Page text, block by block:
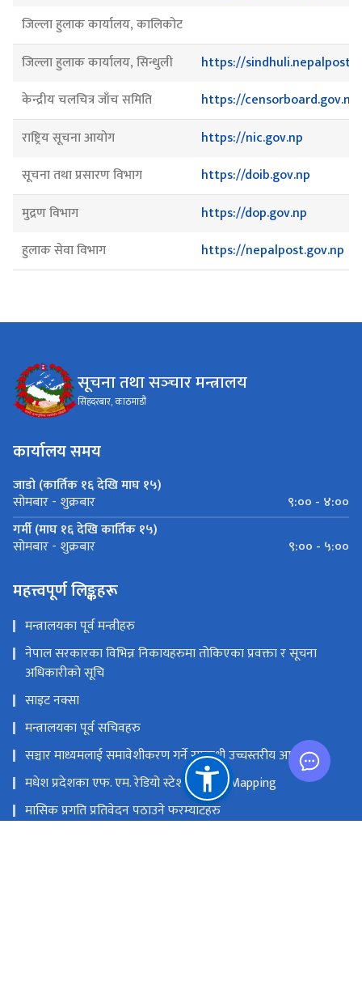
जिल्ला हुलाक कार्यालय, कालिकोट
जिल्ला हुलाक कार्यालय, सिन्धुली
https://
केन्द्रीय चलचित्र जाँच समिति
https://censorboard.gov.np
राष्ट्रिय सूचना आयोग
https://nic.gov.np
सूचना तथा प्रसारण विभाग
https://doib.gov.np
मुद्रण विभाग
https://dop.gov.np
हुलाक सेवा विभाग
https://nepalpost.gov.np
सूचना तथा सञ्‍चार मन्त्रालय
सिंहदरबार, काठमाडौं
कार्यालय समय
जाडो (कार्तिक १६ देखि माघ १५)
सोमबार - शुक्रबार
९:०० - ४:००
गर्मी (माघ १६ देखि कार्तिक १५)
सोमबार - शुक्रबार ९:०० - ५:००
महत्त्वपूर्ण लिङ्कहरू
मन्त्रालयका पूर्व मन्त्रीहरु
नेपाल सरकारका विभिन्न निकायहरुमा तोकिएका प्रवक्ता र सूचना
अधिकारीको सूचि
साइट नक्सा
मन्त्रालयका पूर्व सचिवहरु
सञ्चार माध्यमलाई समावेशीकरण गर्ने सम्बन्धी उच्चस्तरीय आयोग
मधेश प्रदेशका एफ. एम. रेडियो स्टेशनको GIS Mapping
मासिक प्रगति प्रतिवेदन पठाउने फरम्याटहरु